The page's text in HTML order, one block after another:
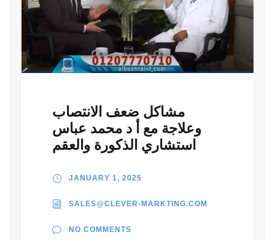
مشاكل ضعف الانتصاب
وعلاجة مع أ د محمد عباس
استشاري الذكورة والعقم
JANUARY 1, 2025
SALES@CLEVER-MARKTING.COM
NO COMMENTS